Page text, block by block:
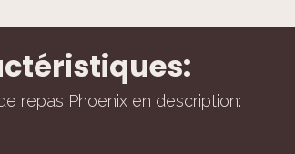
repas Phoenix en description: